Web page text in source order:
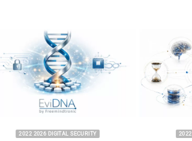
2026 DIGITAL SECURITY 2022 2026